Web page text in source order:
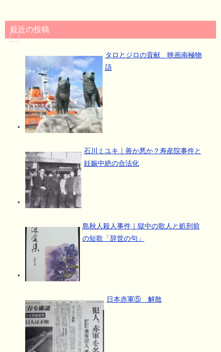
最近の投稿
タロとジロの貢献 映画南極物
語
石川ミユキ｜善か悪か？寿産院事件と
妊娠中絶の合法化
島秋人殺人事件｜獄中の歌人と処刑前
の短歌「辞世の句」
日本赤軍⑤ 解散